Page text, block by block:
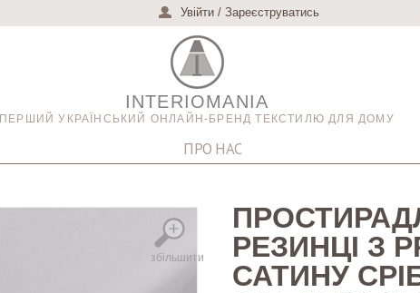
Увійти / Зареєструватись
INTERIOMANIA
ПЕРШИЙ УКРАЇНСЬКИЙ ОНЛАЙН-БРЕНД ТЕКСТИЛЮ ДЛЯ ДОМУ
ПРО НАС
збільшити
РЕЗИНЦІ З
САТИНУ